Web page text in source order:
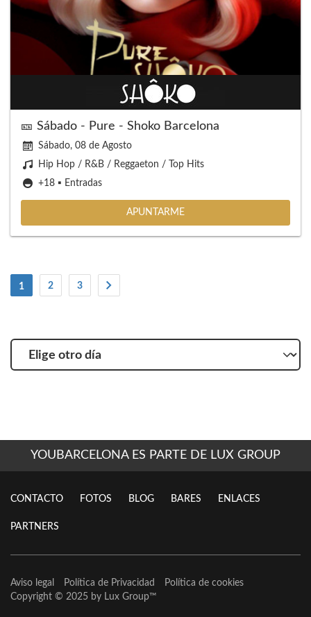
🎫 Sábado - Pure - Shoko Barcelona
Sábado, 08 de Agosto
Hip Hop / R&B / Reggaeton / Top Hits
+18 ▪️ Entradas
APUNTARME
1 (current)
2 3
Elige
otro
YOUBARCELONA ES PARTE DE LUX GROUP
CONTACTO FOTOS BLOG BARES ENLACES
PARTNERS
Aviso legal Política de Privacidad
Política de cookies
Copyright © 2025 by Lux Group™